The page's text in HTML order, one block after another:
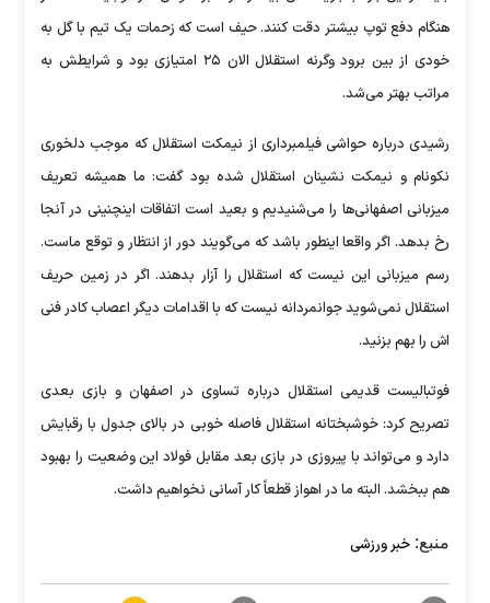
هنگام دفع توپ بیشتر دقت کنند. حیف است که زحمات یک تیم با گل به
خودی از بین برود وگرنه استقلال الان ۲۵ امتیازی بود و شرایطش به
مراتب بهتر می‌شد.
رشیدی درباره حواشی فیلمبرداری از نیمکت استقلال که موجب دلخوری
نکونام و نیمکت نشینان استقلال شده بود گفت: ما همیشه تعریف
میزبانی اصفهانی‌ها را می‌شنیدیم و بعید است اتفاقات اینچنینی در آنجا
رخ بدهد. اگر واقعا اینطور باشد که می‌گویند دور از انتظار و توقع ماست.
رسم میزبانی این نیست که استقلال را آزار بدهند. اگر در زمین حریف
استقلال نمی‌شوید جوانمردانه نیست که با اقدامات دیگر اعصاب کادر فنی
اش را بهم بزنید.
فوتبالیست قدیمی استقلال درباره تساوی در اصفهان و بازی بعدی
تصریح کرد: خوشبختانه استقلال فاصله خوبی در بالای جدول با رقبایش
دارد و می‌تواند با پیروزی در بازی بعد مقابل فولاد این وضعیت را بهبود
هم ببخشد. البته ما در اهواز قطعاً کار آسانی نخواهیم داشت.
منبع: خبر ورزشی